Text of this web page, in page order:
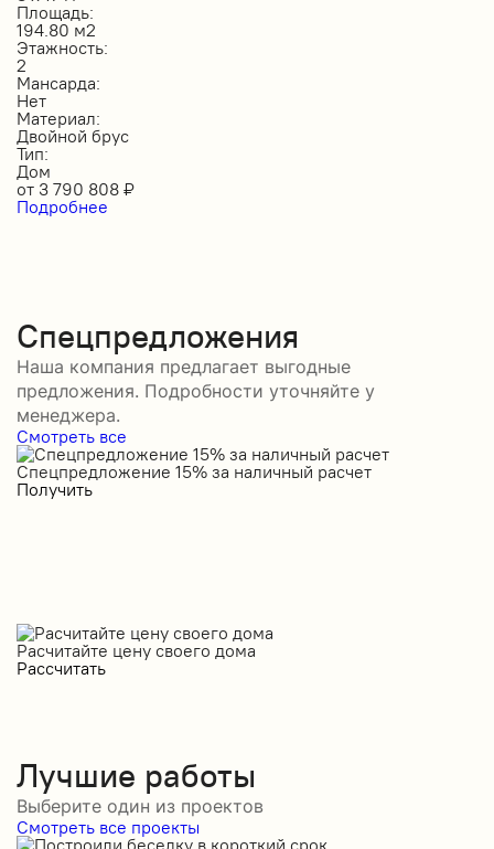
Площадь:
194.80 м2
Этажность:
2
Мансарда:
Нет
Материал:
Двойной брус
Тип:
Дом
от 3 790 808 ₽
Подробнее
Спецпредложения
Наша компания предлагает выгодные
предложения. Подробности уточняйте у
менеджера.
Смотреть все
Спецпредложение 15% за наличный расчет
Получить
Расчитайте цену своего дома
Рассчитать
Лучшие работы
Выберите один из проектов
Смотреть все проекты